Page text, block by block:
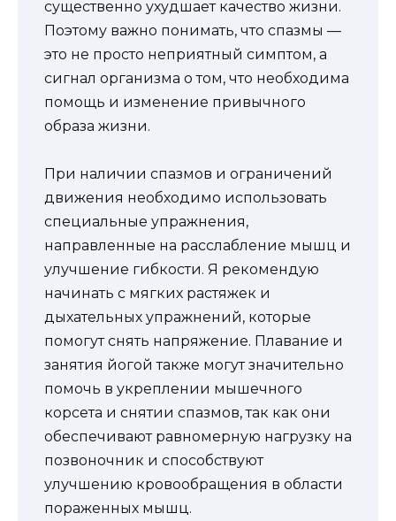
существенно ухудшает качество жизни.
Поэтому важно понимать, что спазмы —
это не просто неприятный симптом, а
сигнал организма о том, что необходима
помощь и изменение привычного
образа жизни.
При наличии спазмов и ограничений
движения необходимо использовать
специальные упражнения,
направленные на расслабление мышц и
улучшение гибкости. Я рекомендую
начинать с мягких растяжек и
дыхательных упражнений, которые
помогут снять напряжение. Плавание и
занятия йогой также могут значительно
помочь в укреплении мышечного
корсета и снятии спазмов, так как они
обеспечивают равномерную нагрузку на
позвоночник и способствуют
улучшению кровообращения в области
пораженных мышц.